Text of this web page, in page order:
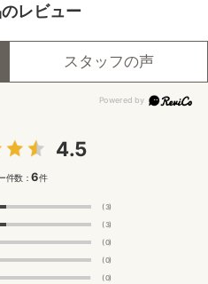
レビュー
スタッフの声
4.5
件数：6件
(3)
(3)
(0)
(0)
(0)